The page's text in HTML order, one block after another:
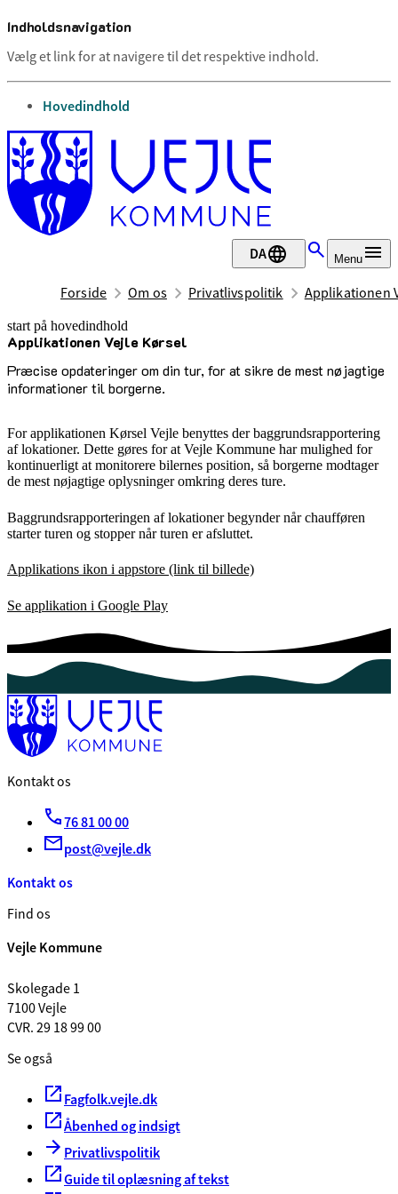
Indholdsnavigation
Vælg et link for at navigere til det respektive indhold.
gå til
Hovedindhold
DA Menu
Forside Om os Privatlivspolitik Applikationen
start på hovedindhold
Applikationen Vejle Kørsel
Præcise opdateringer om din tur, for at sikre de mest nøjagtige
informationer til borgerne.
senest opdateret 30. juli 2026
For applikationen Kørsel Vejle benyttes der baggrundsrapportering
af lokationer. Dette gøres for at Vejle Kommune har mulighed for
kontinuerligt at monitorere bilernes position, så borgerne modtager
de mest nøjagtige oplysninger omkring deres ture.
Baggrundsrapporteringen af lokationer begynder når chaufføren
starter turen og stopper når turen er afsluttet.
Applikations ikon i appstore (link til billede)
Se applikation i Google Play
Kontakt os
76 81 00 00
post@vejle.dk
Kontakt os
Find os
Vejle Kommune
Skolegade 1
7100 Vejle
CVR. 29 18 99 00
Se også
Fagfolk.vejle.dk
Åbenhed og indsigt
Privatlivspolitik
Guide til oplæsning af tekst